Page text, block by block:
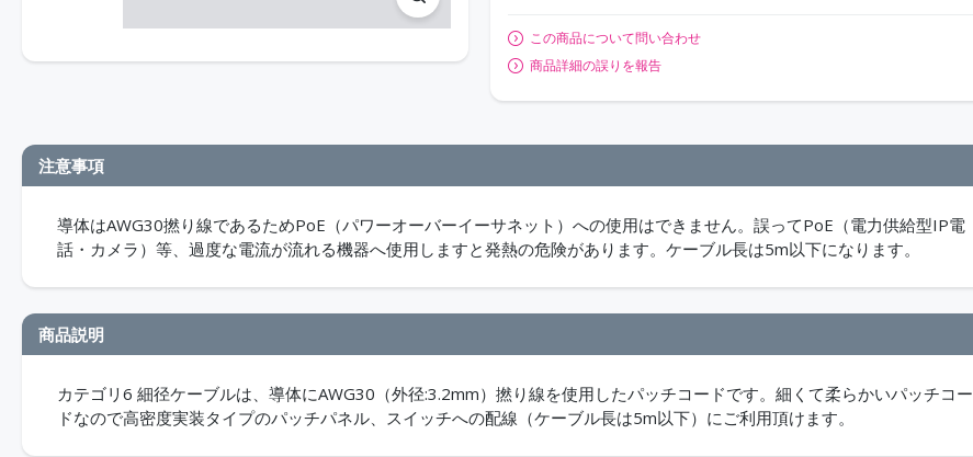
この商品について問い合わせ
商品詳細の誤りを報告
注意事項
導体はAWG30撚り線であるためPoE（パワーオーバーイーサネット）への使用はできません。誤ってPoE（電力供給型IP電
話・カメラ）等、過度な電流が流れる機器へ使用しますと発熱の危険があります。ケーブル長は5m以下になります。
商品説明
カテゴリ6 細径ケーブルは、導体にAWG30（外径:3.2mm）撚り線を使用したパッチコードです。細くて柔らかいパッチコー
ドなので高密度実装タイプのパッチパネル、スイッチへの配線（ケーブル長は5m以下）にご利用頂けます。